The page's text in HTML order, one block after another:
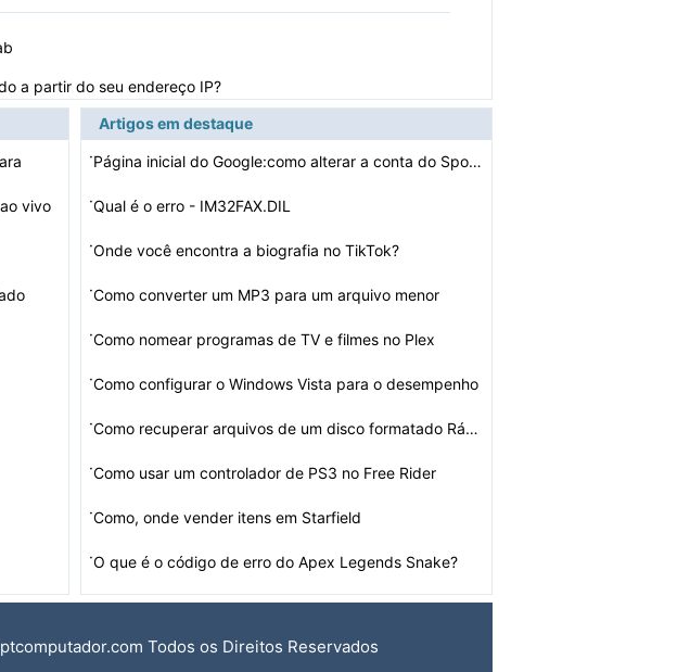
a partir do seu endereço IP?
vivo
Artigos em destaque
·
Página inicial do Google:como alterar a conta do Spoti…
·Qual é o erro - IM32FAX.DIL
·Onde você encontra a biografia no TikTok?
·Como converter um MP3 para um arquivo menor
·Como nomear programas de TV e filmes no Plex
·Como configurar o Windows Vista para o desempenho
· Como recuperar arquivos de um disco formatado Rápida
·Como usar um controlador de PS3 no Free Rider
·Como, onde vender itens em Starfield
·O que é o código de erro do Apex Legends Snake?
Todos os Direitos Reservados